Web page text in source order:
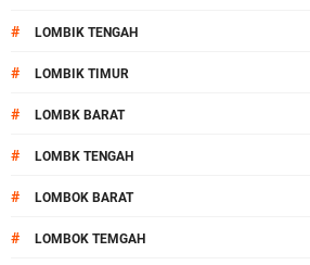
# LOMBIK TENGAH
# LOMBIK TIMUR
# LOMBK BARAT
# LOMBK TENGAH
# LOMBOK BARAT
# LOMBOK TEMGAH